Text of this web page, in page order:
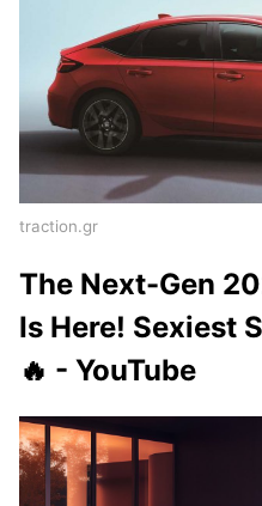
traction.gr
The Next-Gen
Is Here! Sexiest
🔥 - YouTube